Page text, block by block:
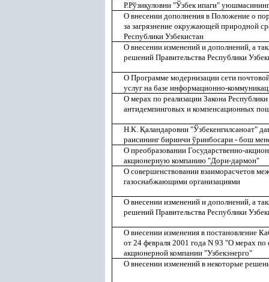
Р.Рўзиқуловни "Ўзбек ипаги"
О внесении дополнения в Положение о
за загрязнение окружающей природной
Республики Узбекистан
О внесении изменений и дополнений, а
решений Правительства Республики
О Программе модернизации сети
услуг на базе информационно-
О мерах по реализации Закона
антидемпинговых и компенсационных
Н.К. Қаландаровни "Ўзбекенгилсаноат"
раисининг биринчи ўринбосари - бош
О преобразовании Государственно-
акционерную компанию "Дори-дармон"
О совершенствовании взаиморасчетов
газоснабжающими организациями
О внесении изменений и дополнений, а
решений Правительства Республики
О внесении изменения в постановление
от 24 февраля 2001 года N 93 "О мерах по
акционерной компании "Узбекэнерго"
О внесении изменений в некоторые